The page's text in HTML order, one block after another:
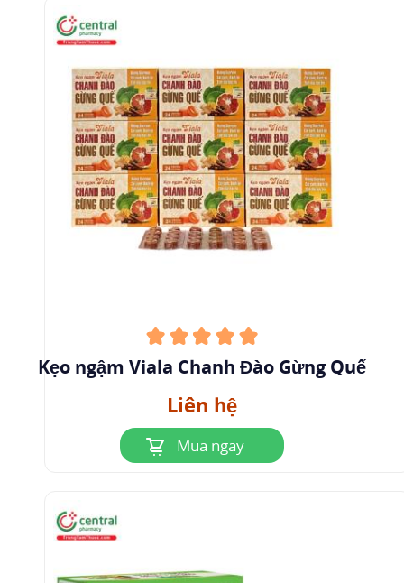
Kẹo ngậm Viala Chanh Đào Gừng Quế
Liên hệ
Mua ngay